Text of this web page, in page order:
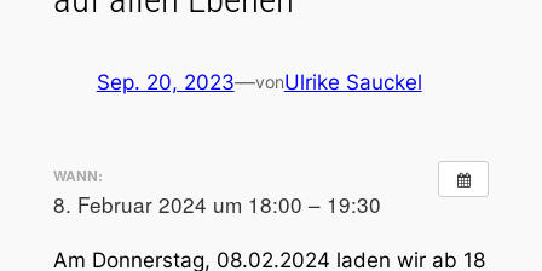
Sep. 20, 2023—vonUlrike Sauckel
WANN:
8. Februar 2024 um 18:00 – 19:30
Am Donnerstag, 08.02.2024 laden wir ab 18